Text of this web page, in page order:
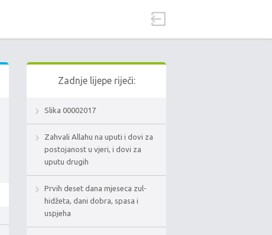
Zadnje lijepe riječi:
Slika 00002017
Zahvali Allahu na uputi i dovi za
postojanost u vjeri, i dovi za
uputu drugih
Prvih deset dana mjeseca zul-
hidžeta, dani dobra, spasa i
uspjeha